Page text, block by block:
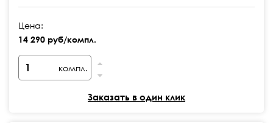
Цена:
14 290 руб/компл.
компл.
Заказать в один клик